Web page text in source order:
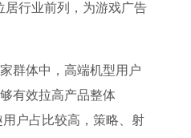
居行业前列，为游戏广告
群体中，高端机型用户
有效拉高产品整体
户占比较高，策略、射